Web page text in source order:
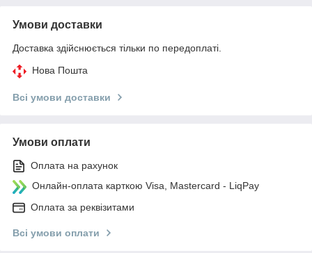
Умови доставки
Доставка здійснюється тільки по передоплаті.
Нова Пошта
Всі умови доставки
Умови оплати
Оплата на рахунок
Онлайн-оплата карткою Visa, Mastercard - LiqPay
Оплата за реквізитами
Всі умови оплати